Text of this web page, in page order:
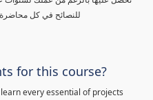
للنصائح في كل
for this course?
every essential of projects